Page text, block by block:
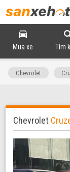
Mua xe Tìm
Chevrolet
Chevrolet